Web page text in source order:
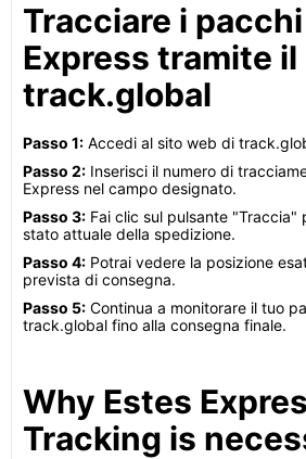
Tracciare i
Express tramite
track.global
Passo 1: Accedi al sito web di
Passo 2: Inserisci il numero di
Express nel campo designato.
Passo 3: Fai clic sul pulsante "Traccia"
stato attuale della spedizione.
Passo 4: Potrai vedere la posizione
prevista di consegna.
Passo 5: Continua a monitorare il tuo
track.global fino alla consegna finale.
Why Estes
Tracking is